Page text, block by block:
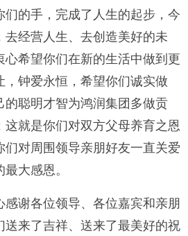
们的手，完成了人生的起步，今
去经营人生、去创造美好的未
心希望你们在新的生活中做到更
，钟爱永恒，希望你们诚实做
的聪明才智为鸿润集团多做贡
这就是你们对双方父母养育之恩
们对周围领导亲朋好友一直关爱
大感恩。
感谢各位领导、各位嘉宾和亲朋
送来了吉祥、送来了最美好的祝